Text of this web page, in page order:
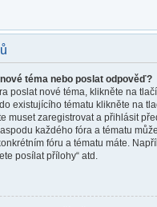
téma nebo poslat odpověď?
poslat nové téma, klikněte na
existujícího tématu klikněte na
muset zaregistrovat a přihlásit
každého fóra a tématu
fóru a tématu máte.
posílat přílohy“ atd.